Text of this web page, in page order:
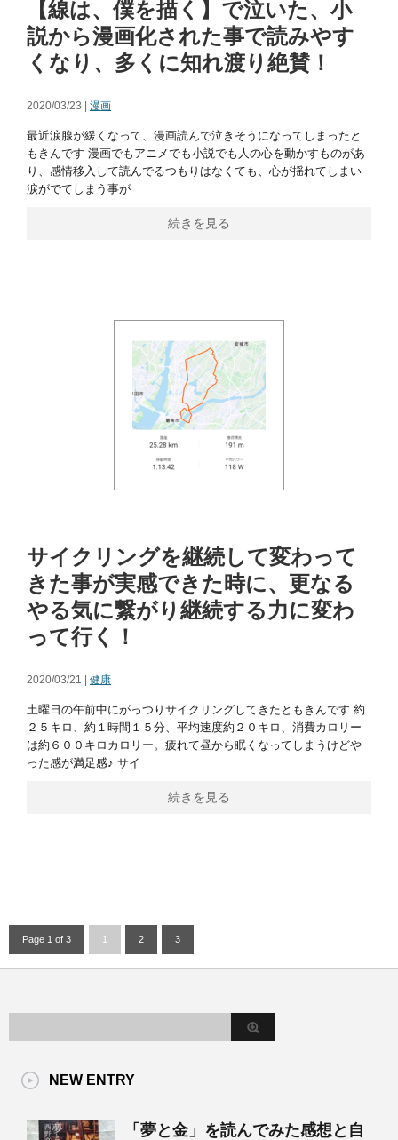
【線は、僕を描く】で泣いた、小
説から漫画化された事で読みやす
くなり、多くに知れ渡り絶賛！
2020/03/23 | 漫画
最近涙腺が緩くなって、漫画読んで泣きそうになってしまったと
もきんです 漫画でもアニメでも小説でも人の心を動かすものがあ
り、感情移入して読んでるつもりはなくても、心が揺れてしまい
涙がでてしまう事が
続きを見る
サイクリングを継続して変わって
きた事が実感できた時に、更なる
やる気に繋がり継続する力に変わ
って行く！
2020/03/21 | 健康
土曜日の午前中にがっつりサイクリングしてきたともきんです 約
２５キロ、約１時間１５分、平均速度約２０キロ、消費カロリー
は約６００キロカロリー。疲れて昼から眠くなってしまうけどや
った感が満足感♪ サイ
続きを見る
Page 1 of 3 1 2 3
NEW ENTRY
「夢と金」を読んでみた感想と自